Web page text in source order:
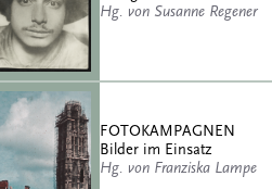
Hg. von Susanne Regener
FOTOKAMPAGNEN
Bilder im Einsatz
Hg. von Franziska Lampe